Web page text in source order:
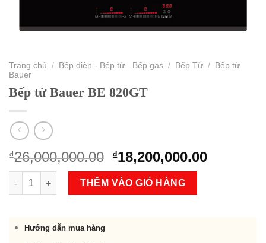
Trang chủ / Bếp điện - Bếp từ - Bếp gas / Bếp Từ / Bếp từ
Bauer
Bếp từ Bauer BE 820GT
₫26,000,000.00 Original
price
was:
₫26,000,000.00.
₫18,200,000.00Current
Bếp từ Bauer BE 820GT số lượng
THÊM VÀO GIỎ HÀNG
Hướng dẫn mua hàng